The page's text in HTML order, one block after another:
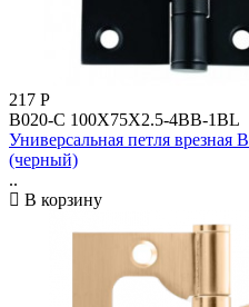
217 Р
B020-C 100X75X2.5-4BB-1BL
Универсальная петля
(черный)
..
В корзину